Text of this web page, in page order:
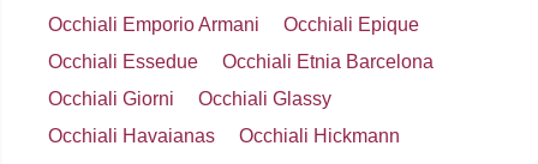
Occhiali Emporio Armani
Occhiali Epique
Occhiali Essedue
Occhiali Etnia Barcelona
Occhiali Giorni
Occhiali Glassy
Occhiali Havaianas
Occhiali Hickmann